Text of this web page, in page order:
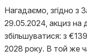
Нагадаємо, згідно з
29.05.2024, акциз на
збільшуватися: з
2028 року. В той же